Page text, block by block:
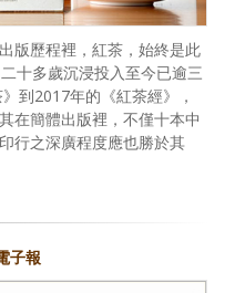
版歷程裡，紅茶，始終是此
十多歲沉浸投入至今已逾三
到2017年的《紅茶經》，
在簡體出版裡，不僅十本中
行之深廣程度應也勝於其
子報